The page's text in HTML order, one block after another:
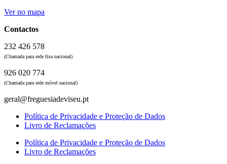
Ver no mapa
Contactos
232 426 578
(Chamada para rede fixa nacional)
926 020 774
(Chamada para rede móvel nacional)
geral@freguesiadeviseu.pt
Política de Privacidade e Proteção de Dados
Livro de Reclamações
Política de Privacidade e Proteção de Dados
Livro de Reclamações